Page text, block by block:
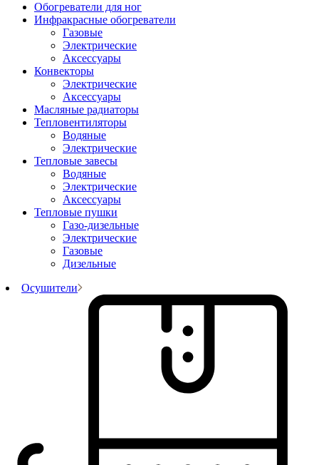
Обогреватели для ног
Инфракрасные обогреватели
Газовые
Электрические
Аксессуары
Конвекторы
Электрические
Аксессуары
Масляные радиаторы
Тепловентиляторы
Водяные
Электрические
Тепловые завесы
Водяные
Электрические
Аксессуары
Тепловые пушки
Газо-дизельные
Электрические
Газовые
Дизельные
Осушители